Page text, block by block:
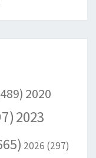
2020
2023
2026 (297)